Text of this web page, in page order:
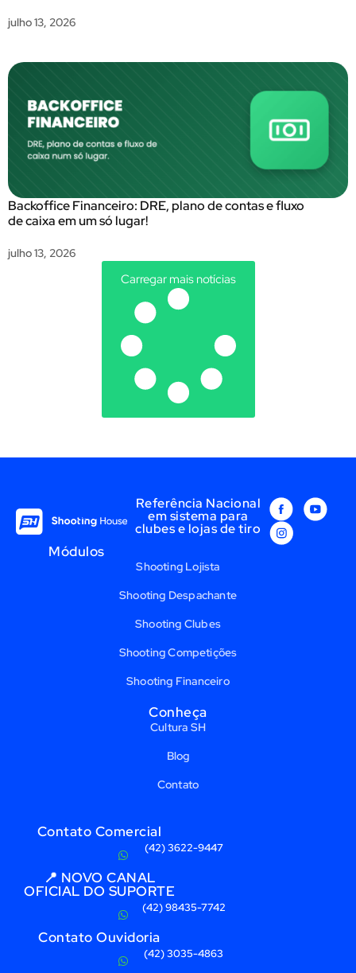
julho 13, 2026
Backoffice Financeiro: DRE, plano de contas e fluxo
de caixa em um só lugar!
julho 13, 2026
Carregar mais notícias
Referência Nacional
em sistema para
clubes e lojas de tiro
Módulos
Shooting Lojista
Shooting Despachante
Shooting Clubes
Shooting Competições
Shooting Financeiro
Conheça
Cultura SH
Blog
Contato
Contato Comercial
(42) 3622-9447
📍 NOVO CANAL
OFICIAL DO SUPORTE
(42) 98435-7742
Contato Ouvidoria
(42) 3035-4863